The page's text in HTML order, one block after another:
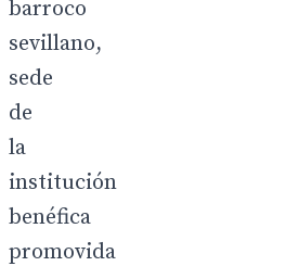
barroco
sevillano,
sede
de
la
institución
benéfica
promovida